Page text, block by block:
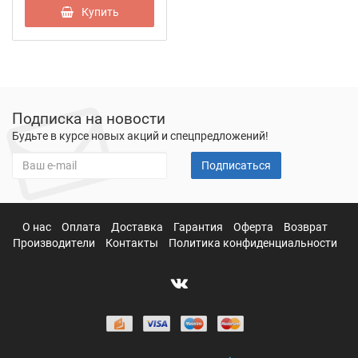
Купить
Подписка на новости
Будьте в курсе новых акций и спецпредложений!
Подписаться
О нас Оплата Доставка Гарантия Оферта
Возврат
Производители
Контакты Политика конфиденциальности